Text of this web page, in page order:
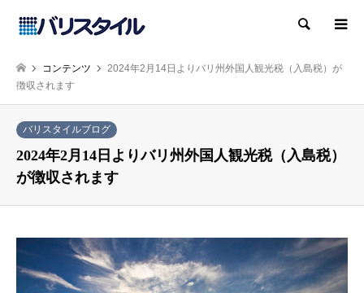
検索
コンテンツ
2024年2月14日よりバリ州外国人観光税（入島税）が
徴収されます
バリスタイルブログ
2024年2月14日よりバリ州外国人観光税（入島税）
が徴収されます